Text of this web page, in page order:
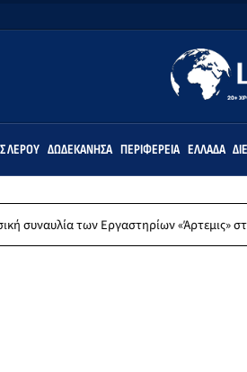
ΛΈΡΟΥ ΔΩΔΕΚΆΝΗΣΑ ΠΕΡΙΦΈΡΕΙΑ ΕΛΛΆΔΑ
Εργαστηρίων «Άρτεμις» στο Δημοτικό